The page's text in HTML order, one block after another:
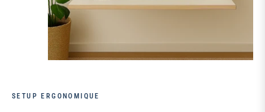
SETUP ERGONOMIQUE